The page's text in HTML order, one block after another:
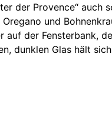
der Provence“
und
auf der Fensterbank,
dunklen Glas hält